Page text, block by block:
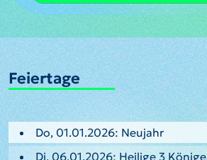
Feiertage
Do, 01.01.2026: Neujahr
Di, 06.01.2026: Heilige 3 Könige